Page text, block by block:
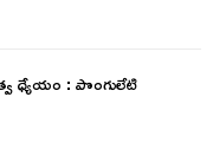
ధ్యేయం : పొంగులేటి